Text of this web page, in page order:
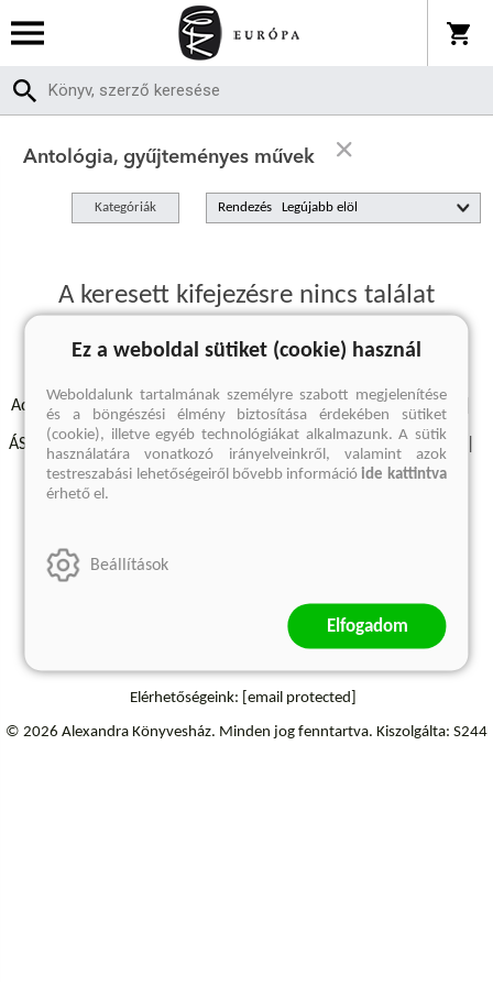
Antológia, gyűjteményes művek
Kategóriák Rendezés
A keresett kifejezésre nincs találat
Adatvédelmi szabályzatok Elállási felmondási nyilatkozat
ÁSZF - Vásárlási feltételek A kiadóról Süti beállítások
Árkötött termékek Kommentelési szabályzat
Elérhetőségeink: [email protected]
© 2026 Alexandra Könyvesház. Minden jog fenntartva. Kiszolgálta: S244
Ez a weboldal sütiket (cookie) használ
Weboldalunk tartalmának személyre szabott megjelenítése
és a böngészési élmény biztosítása érdekében sütiket
(cookie), illetve egyéb technológiákat alkalmazunk. A sütik
használatára vonatkozó irányelveinkről, valamint azok
testreszabási lehetőségeiről bővebb információide kattintva
érhető el.
Beállítások
Elfogadom